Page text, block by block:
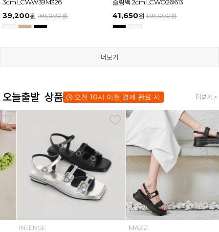
3cm LCWW39M326
39,200원 159,000원
슬링백 2cm LCWO26I613
41,650원 139,000원
더보기
오늘출발 상품 오전 10시 이전 결제 완료 시 더보기 >
INTENSE
MAZZ